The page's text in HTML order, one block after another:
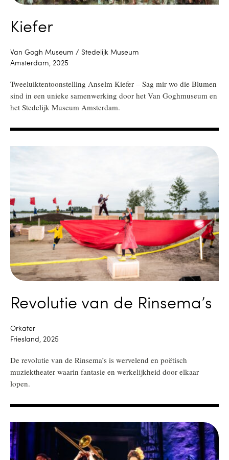
Kiefer
Van Gogh Museum / Stedelijk Museum
Amsterdam, 2025
Tweeluiktentoonstelling Anselm Kiefer – Sag mir wo die Blumen
sind in een unieke samenwerking door het Van Goghmuseum en
het Stedelijk Museum Amsterdam.
Revolutie van de Rinsema’s
Orkater
Friesland, 2025
De revolutie van de Rinsema’s is wervelend en poëtisch
muziektheater waarin fantasie en werkelijkheid door elkaar
lopen.